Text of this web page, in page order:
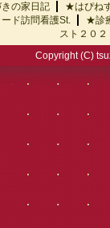
の家日記
★はぴ
ド訪問看護St.
★診
スト２０２
Copyright (C)